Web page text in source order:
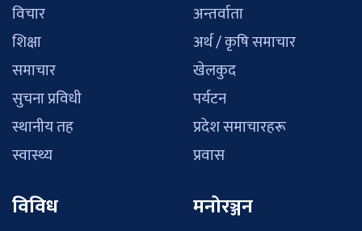
विचार
शिक्षा
समाचार
सुचना प्रविधी
स्थानीय तह
स्वास्थ्य
अन्तर्वाता
अर्थ / कृषि समाचार
खेलकुद
पर्यटन
प्रदेश समाचारहरू
प्रवास
विविध मनोरञ्जन